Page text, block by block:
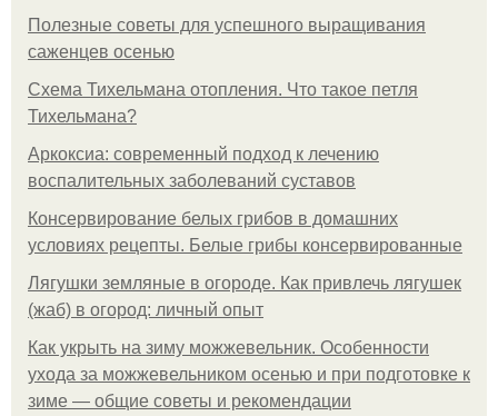
Полезные советы для успешного выращивания
саженцев осенью
Схема Тихельмана отопления. Что такое петля
Тихельмана?
Аркоксиа: современный подход к лечению
воспалительных заболеваний суставов
Консервирование белых грибов в домашних
условиях рецепты. Белые грибы консервированные
Лягушки земляные в огороде. Как привлечь лягушек
(жаб) в огород: личный опыт
Как укрыть на зиму можжевельник. Особенности
ухода за можжевельником осенью и при подготовке к
зиме — общие советы и рекомендации